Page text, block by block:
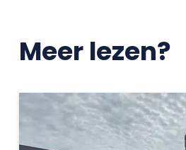
Meer lezen?